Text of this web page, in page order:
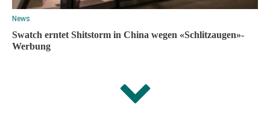
News
Swatch erntet Shitstorm in China wegen «Schlitzaugen»-
Werbung